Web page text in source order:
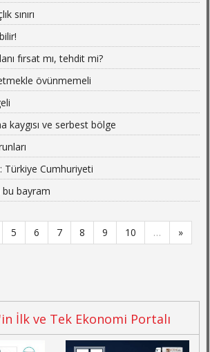
sınırı
fırsat mı, tehdit mi?
övünmemeli
kaygısı ve serbest bölge
Türkiye Cumhuriyeti
bu bayram
5 6 7 8 9 10 …
»
İlk ve Tek Ekonomi Portalı